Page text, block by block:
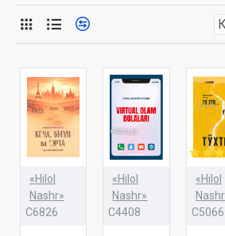
«Hilol
Nashr»
C6826
«Hilol
Nashr»
C4408
«Hilol
C5066